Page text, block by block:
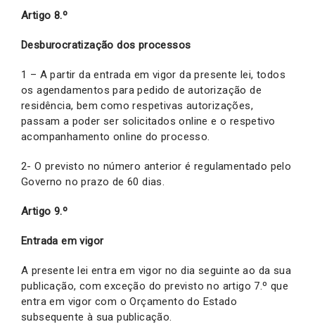
Artigo 8.º
Desburocratização dos processos
1 – A partir da entrada em vigor da presente lei, todos
os agendamentos para pedido de autorização de
residência, bem como respetivas autorizações,
passam a poder ser solicitados online e o respetivo
acompanhamento online do processo.
2- O previsto no número anterior é regulamentado pelo
Governo no prazo de 60 dias.
Artigo 9.º
Entrada em vigor
A presente lei entra em vigor no dia seguinte ao da sua
publicação, com exceção do previsto no artigo 7.º que
entra em vigor com o Orçamento do Estado
subsequente à sua publicação.